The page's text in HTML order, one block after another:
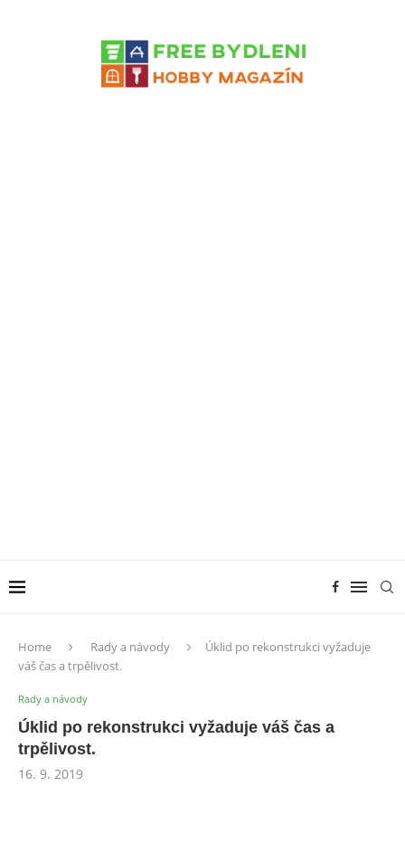
Home Rady a návody
Úklid po rekonstrukci vyžaduje
váš čas a trpělivost.
Rady a návody
Úklid po rekonstrukci vyžaduje váš čas a
trpělivost.
16. 9. 2019